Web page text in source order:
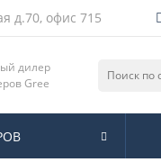
д.70, офис 715
дилер
Gree